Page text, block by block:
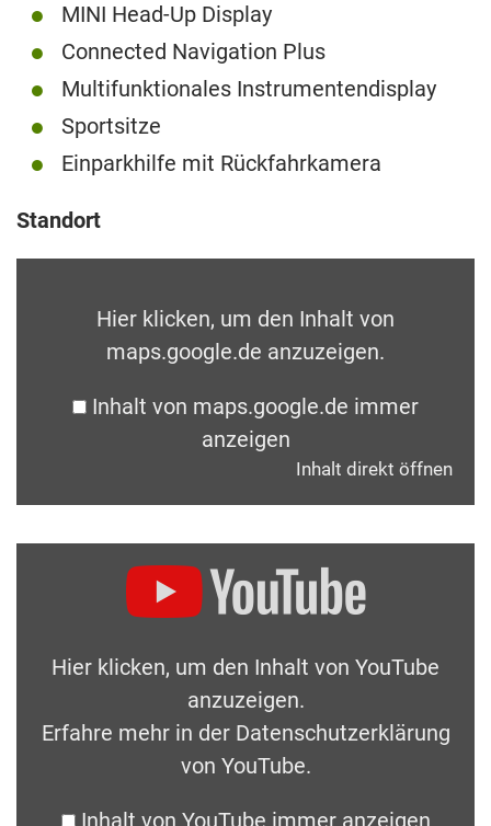
MINI Head-Up Display
Connected Navigation Plus
Multifunktionales Instrumentendisplay
Sportsitze
Einparkhilfe mit Rückfahrkamera
Standort
Hier klicken, um den Inhalt von
maps.google.de anzuzeigen.
Inhalt von maps.google.de immer
anzeigen
Inhalt direkt öffnen
Hier klicken, um den Inhalt von YouTube
anzuzeigen.
Erfahre mehr in der Datenschutzerklärung
von YouTube.